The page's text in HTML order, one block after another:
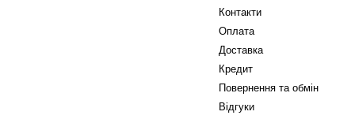
Контакти
Оплата
Доставка
Кредит
Повернення та обмін
Відгуки